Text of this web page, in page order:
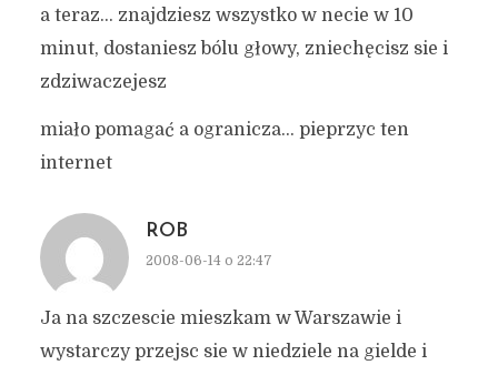
a teraz… znajdziesz wszystko w necie w 10
minut, dostaniesz bólu głowy, zniechęcisz sie i
zdziwaczejesz
miało pomagać a ogranicza… pieprzyc ten
internet
ROB
2008-06-14 o 22:47
Ja na szczescie mieszkam w Warszawie i
wystarczy przejsc sie w niedziele na gielde i